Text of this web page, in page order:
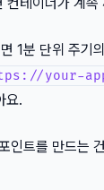
1분 단위 주기
your-
요.
인트를 만드는